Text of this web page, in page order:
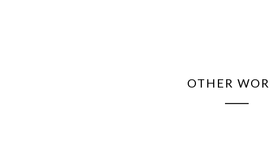
OTHER